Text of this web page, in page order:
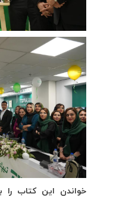
خواندن این کتاب را